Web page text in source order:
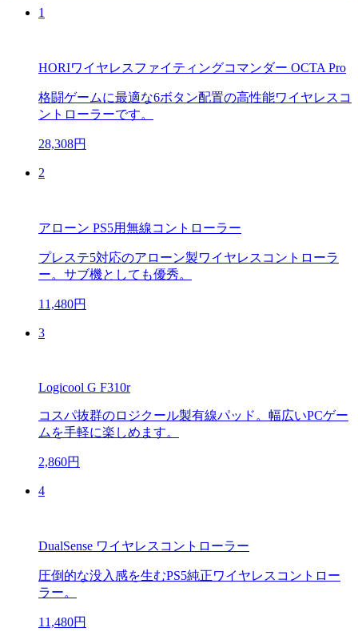
1
HORIワイヤレスファイティングコマンダー OCTA Pro
格闘ゲームに最適な6ボタン配置の高性能ワイヤレスコ
ントローラーです。
28,308円
2
アローン PS5用無線コントローラー
プレステ5対応のアローン製ワイヤレスコントローラ
ー。サブ機としても優秀。
11,480円
3
Logicool G F310r
コスパ抜群のロジクール製有線パッド。幅広いPCゲー
ムを手軽に楽しめます。
2,860円
4
DualSense ワイヤレスコントローラー
圧倒的な没入感を生むPS5純正ワイヤレスコントロー
ラー。
11,480円